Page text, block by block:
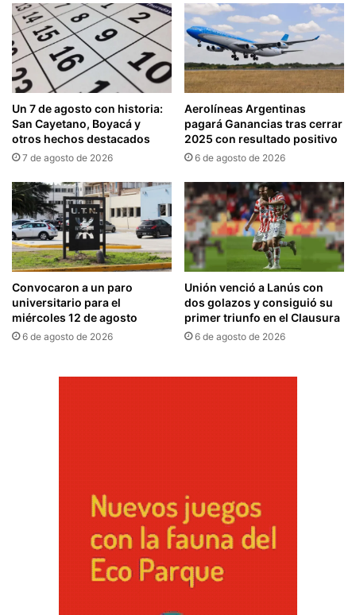
Un 7 de agosto con historia:
San Cayetano, Boyacá y
otros hechos destacados
7 de agosto de 2026
Aerolíneas Argentinas
pagará Ganancias tras cerrar
2025 con resultado positivo
6 de agosto de 2026
Convocaron a un paro
universitario para el
miércoles 12 de agosto
6 de agosto de 2026
Unión venció a Lanús con
dos golazos y consiguió su
primer triunfo en el Clausura
6 de agosto de 2026